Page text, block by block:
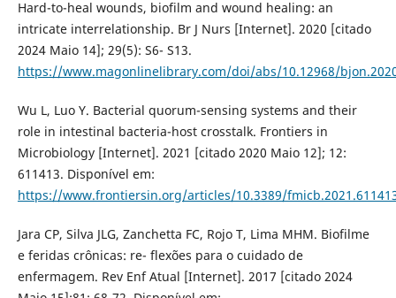
Hard-to-heal wounds, biofilm and wound healing: an
intricate interrelationship. Br J Nurs [Internet]. 2020 [citado
2024 Maio 14]; 29(5): S6- S13.
https://www.magonlinelibrary.com/doi/abs/10.12968/
Wu L, Luo Y. Bacterial quorum-sensing systems and their
role in intestinal bacteria-host crosstalk. Frontiers in
Microbiology [Internet]. 2021 [citado 2020 Maio 12]; 12:
611413. Disponível em:
https://www.frontiersin.org/articles/10.3389/
Jara CP, Silva JLG, Zanchetta FC, Rojo T, Lima MHM. Biofilme
e feridas crônicas: re- flexões para o cuidado de
enfermagem. Rev Enf Atual [Internet]. 2017 [citado 2024